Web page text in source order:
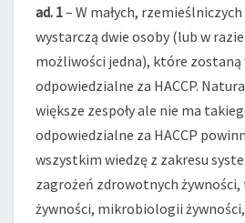
ad. 1– W małych, rzemieślniczych
wystarczą dwie osoby (lub w
możliwości jedna), które zostaną
odpowiedzialne za HACCP.
większe zespoły ale nie ma
odpowiedzialne za HACCP
wszystkim wiedzę z zakresu
zagrożeń zdrowotnych
żywności, mikrobiologii